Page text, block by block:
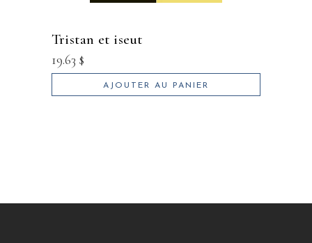
tristan et iseut
19.63 $
AJOUTER AU PANIER